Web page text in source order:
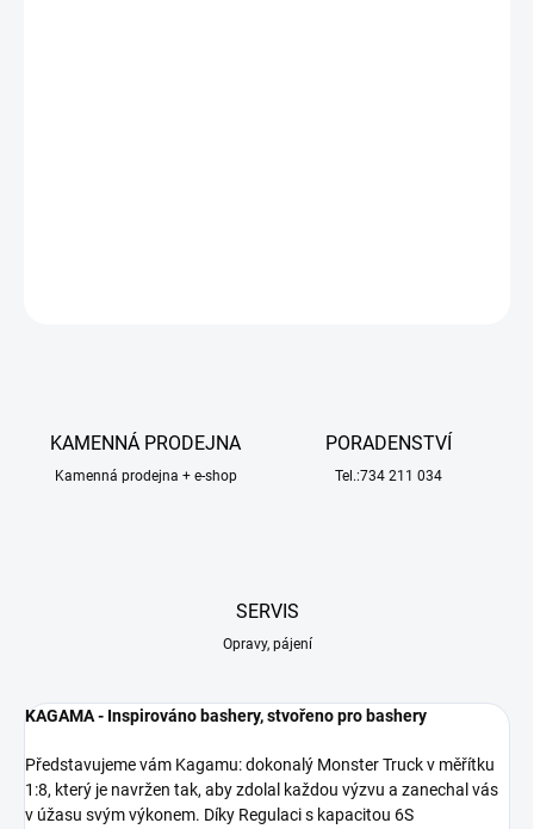
KAMENNÁ PRODEJNA
Kamenná prodejna + e-shop
PORADENSTVÍ
Tel.:734 211 034
SERVIS
Opravy, pájení
KAGAMA - Inspirováno bashery, stvořeno pro bashery
Představujeme vám Kagamu: dokonalý Monster Truck v měřítku
1:8, který je navržen tak, aby zdolal každou výzvu a zanechal vás
v úžasu svým výkonem. Díky Regulaci s kapacitou 6S